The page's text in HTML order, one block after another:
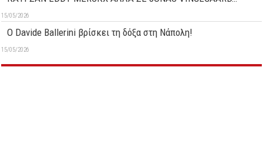
15/05/2026
O Davide Ballerini βρίσκει τη δόξα στη Νάπολη!
15/05/2026